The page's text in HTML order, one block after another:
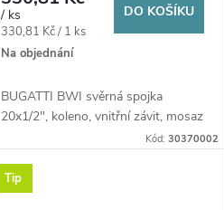
/ ks
Měrná
cena:
330,81 Kč / 1 ks
Na objednání
DO KOŠÍKU
BUGATTI BWI svěrná spojka
20x1/2", koleno, vnitřní závit, mosaz
Kód:30370002
Tip